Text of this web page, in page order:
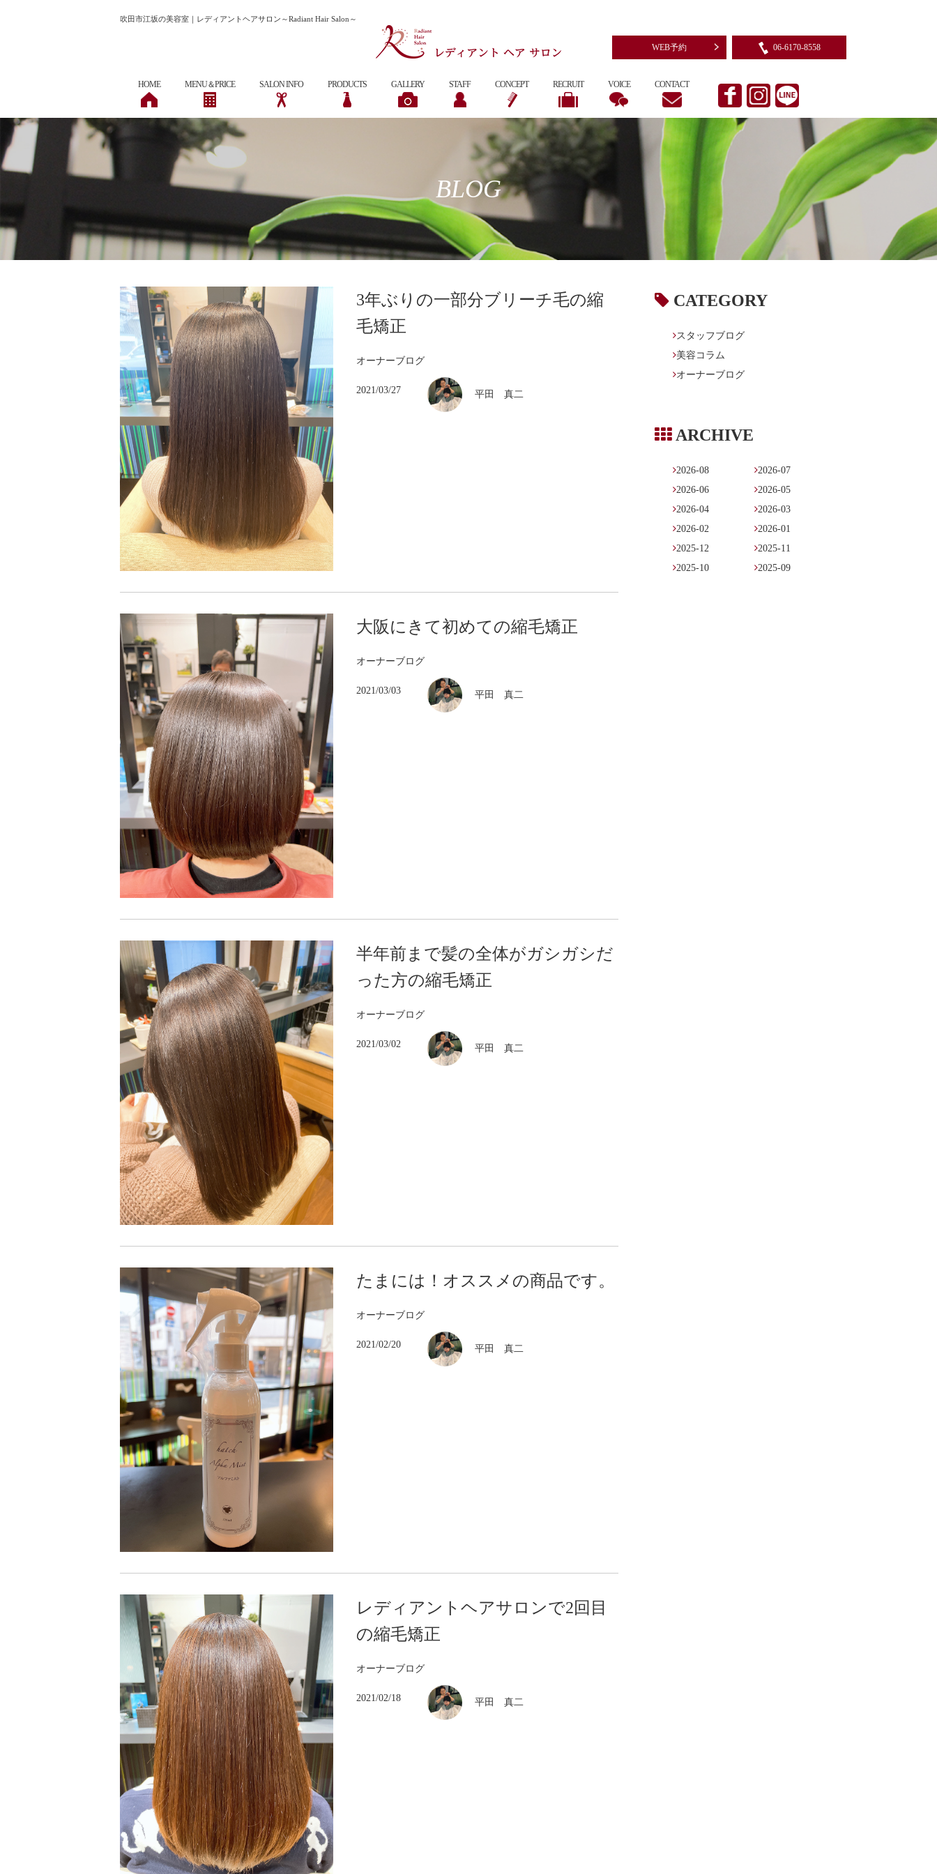
吹田市江坂の美容室｜レディアントヘアサロン～Radiant Hair Salon～
WEB予約 06-6170-8558
HOME MENU＆PRICE SALON INFO PRODUCTS GALLERY STAFF CONCEPT RECRUIT VOICE CONTACT
BLOG
3年ぶりの一部分ブリーチ毛の縮
毛矯正
オーナーブログ
2021/03/27 平田 真二
大阪にきて初めての縮毛矯正
オーナーブログ
2021/03/03 平田 真二
半年前まで髪の全体がガシガシだ
った方の縮毛矯正
オーナーブログ
2021/03/02 平田 真二
たまには！オススメの商品です。
オーナーブログ
2021/02/20 平田 真二
レディアントヘアサロンで2回目
の縮毛矯正
オーナーブログ
2021/02/18 平田 真二
 CATEGORY
スタッフブログ
美容コラム
オーナーブログ
ARCHIVE
2026-08 2026-07
2026-06 2026-05
2026-04 2026-03
2026-02 2026-01
2025-12 2025-11
2025-10 2025-09